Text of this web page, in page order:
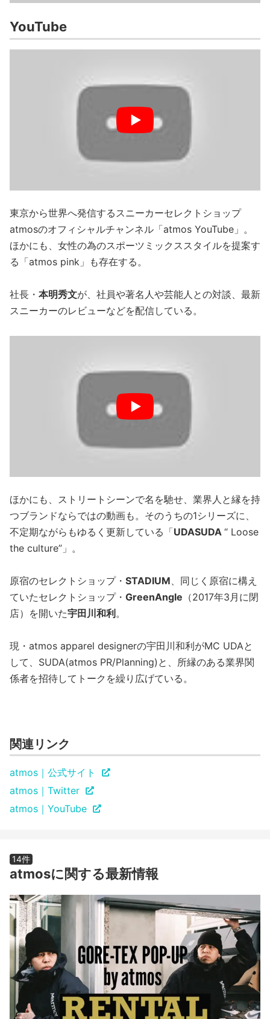
YouTube
東京から世界へ発信するスニーカーセレクトショップ
atmosのオフィシャルチャンネル「atmos YouTube」。
ほかにも、女性の為のスポーツミックススタイルを提案す
る「atmos pink」も存在する。
社長・ 本明秀文が、社員や著名人や芸能人との対談、最新
スニーカーのレビューなどを配信している。
ほかにも、ストリートシーンで名を馳せ、業界人と縁を持
つブランドならではの動画も。そのうちの1シリーズに、
不定期ながらもゆるく更新している「UDASUDA “ Loose
the culture”」。
原宿のセレクトショップ・ STADIUM 、同じく原宿に構え
ていたセレクトショップ・ GreenAngle （2017年3月に閉
店）を開いた宇田川和利。
現・atmos apparel designerの宇田川和利がMC UDAと
して、SUDA(atmos PR/Planning)と、所縁のある業界関
係者を招待してトークを繰り広げている。
関連リンク
atmos｜公式サイト
atmos｜Twitter
atmos｜YouTube
14件
atmosに関する最新情報